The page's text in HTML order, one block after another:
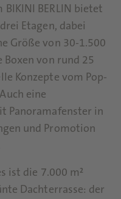
BERLIN bietet
Etagen, dabei
Größe von 30-1.500
Boxen von rund 25
Konzepte vom Pop-
eine
Panoramafenster in
und Promotion
ist die 7.000 m²
Dachterrasse: der